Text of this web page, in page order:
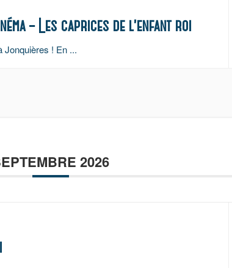
– Les caprices de l’enfant roi
Jonquières ! En ...
2026